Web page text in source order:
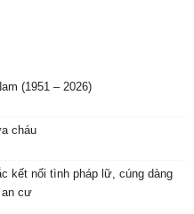
(1951 – 2026)
cháu
kết nối tình pháp lữ, cúng dàng
an cư